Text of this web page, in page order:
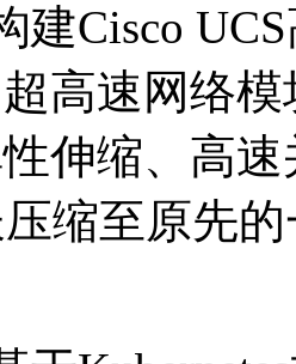
，构建Cisco
、超高速网
性伸缩、高
缩至原先的